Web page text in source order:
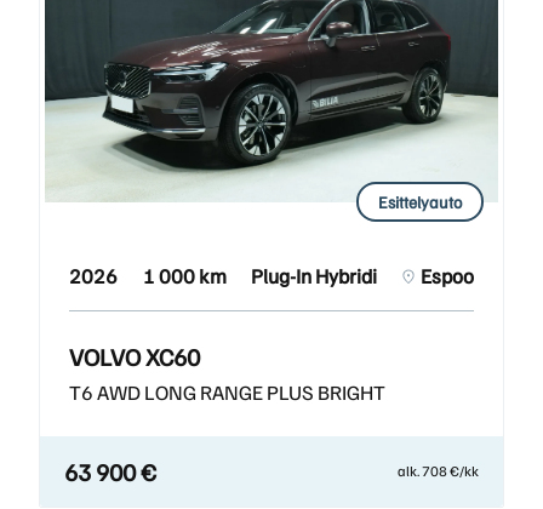
Esittelyauto
2026 1 000 km Plug-In Hybridi Espoo
VOLVO XC60
T6 AWD LONG RANGE PLUS BRIGHT
63 900 € alk. 708 €/kk